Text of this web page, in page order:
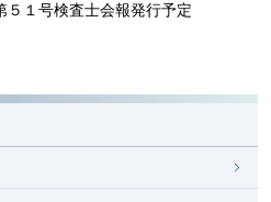
査士会報発行予定